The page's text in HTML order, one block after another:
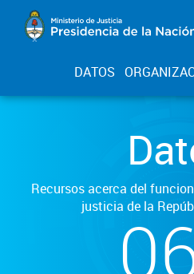
DATOS
Recursos acerca del
justicia de la